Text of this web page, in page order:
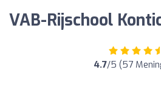
VAB-Rijschool
4.7/5 (57